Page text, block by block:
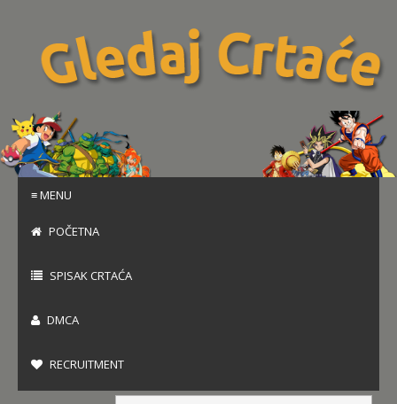
≡ MENU
POČETNA
SPISAK CRTAĆA
DMCA
RECRUITMENT